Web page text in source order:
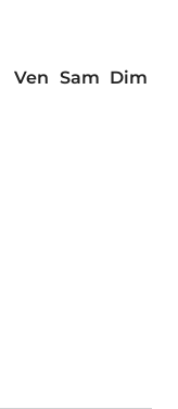
Ven Sam Dim